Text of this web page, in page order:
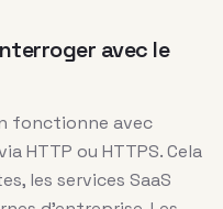
avec le
fonctionne avec
HTTP ou HTTPS. Cela
les services SaaS